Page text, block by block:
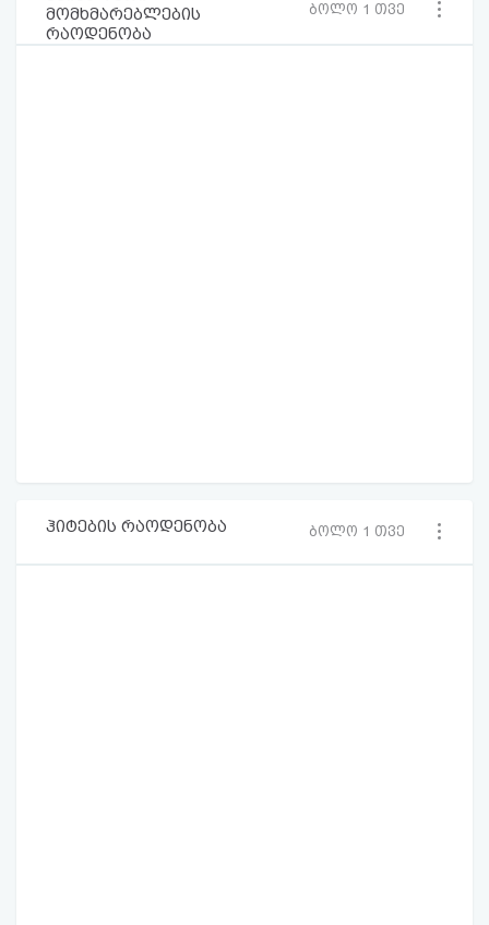
მომხმარებლების
რაოდენობა
ბოლო 1 თვე
ჰიტების რაოდენობა ბოლო 1 თვე